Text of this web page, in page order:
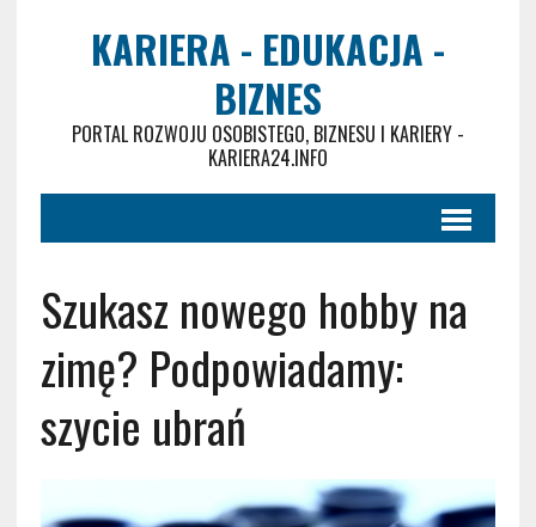
KARIERA - EDUKACJA -
BIZNES
PORTAL ROZWOJU OSOBISTEGO, BIZNESU I KARIERY -
KARIERA24.INFO
Szukasz nowego hobby na
zimę? Podpowiadamy:
szycie ubrań